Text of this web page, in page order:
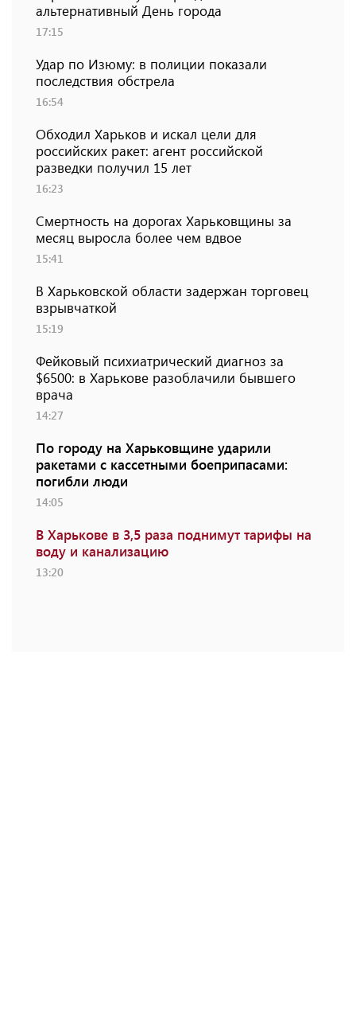
альтернативный День города
17:15
Удар по Изюму: в полиции показали
последствия обстрела
16:54
Обходил Харьков и искал цели для
российских ракет: агент российской
разведки получил 15 лет
16:23
Смертность на дорогах Харьковщины за
месяц выросла более чем вдвое
15:41
В Харьковской области задержан торговец
взрывчаткой
15:19
Фейковый психиатрический диагноз за
$6500: в Харькове разоблачили бывшего
врача
14:27
По городу на Харьковщине ударили
ракетами с кассетными боеприпасами:
погибли люди
14:05
В Харькове в 3,5 раза поднимут тарифы на
воду и канализацию
13:20